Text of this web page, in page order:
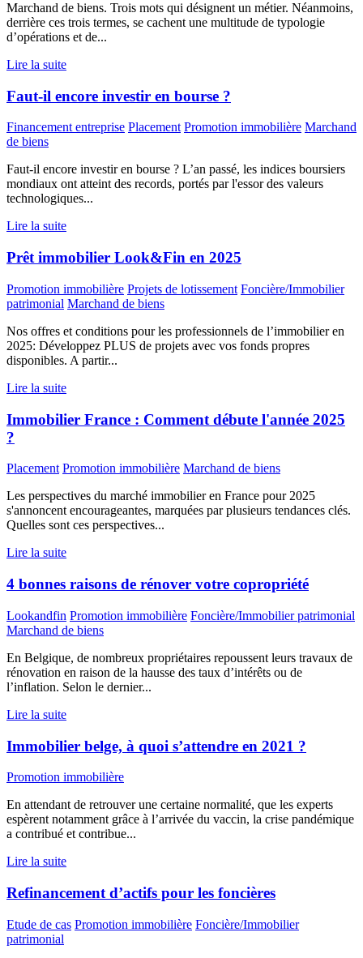
Marchand de biens. Trois mots qui désignent un métier. Néanmoins,
derrière ces trois termes, se cachent une multitude de typologie
d’opérations et de...
Lire la suite
Faut-il encore investir en bourse ?
Financement entreprise Placement Promotion immobilière Marchand
de biens
Faut-il encore investir en bourse ? L’an passé, les indices boursiers
mondiaux ont atteint des records, portés par l'essor des valeurs
technologiques...
Lire la suite
Prêt immobilier Look&Fin en 2025
Promotion immobilière Projets de lotissement Foncière/Immobilier
patrimonial Marchand de biens
Nos offres et conditions pour les professionnels de l’immobilier en
2025: Développez PLUS de projets avec vos fonds propres
disponibles. A partir...
Lire la suite
Immobilier France : Comment débute l'année 2025
?
Placement Promotion immobilière Marchand de biens
Les perspectives du marché immobilier en France pour 2025
s'annoncent encourageantes, marquées par plusieurs tendances clés.
Quelles sont ces perspectives...
Lire la suite
4 bonnes raisons de rénover votre copropriété
Lookandfin Promotion immobilière Foncière/Immobilier patrimonial
Marchand de biens
En Belgique, de nombreux propriétaires repoussent leurs travaux de
rénovation en raison de la hausse des taux d’intérêts ou de
l’inflation. Selon le dernier...
Lire la suite
Immobilier belge, à quoi s’attendre en 2021 ?
Promotion immobilière
En attendant de retrouver une certaine normalité, que les experts
espèrent notamment grâce à l’arrivée du vaccin, la crise pandémique
a contribué et contribue...
Lire la suite
Refinancement d’actifs pour les foncières
Etude de cas Promotion immobilière Foncière/Immobilier
patrimonial